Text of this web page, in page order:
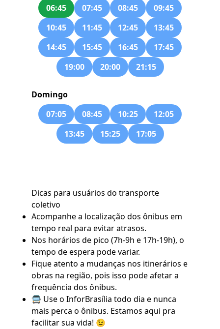
06:45
07:45 08:45
09:45
10:45
11:45 12:45
13:45
14:45
15:45 16:45
17:45
19:00
20:00 21:15
Domingo
07:05
08:45 10:25
12:05
13:45
15:25 17:05
Dicas para usuários do transporte
coletivo
Acompanhe a localização dos ônibus em
tempo real para evitar atrasos.
Nos horários de pico (7h-9h e 17h-19h), o
tempo de espera pode variar.
Fique atento a mudanças nos itinerários e
obras na região, pois isso pode afetar a
frequência dos ônibus.
🚍 Use o InforBrasília todo dia e nunca
mais perca o ônibus. Estamos aqui pra
facilitar sua vida! 😉